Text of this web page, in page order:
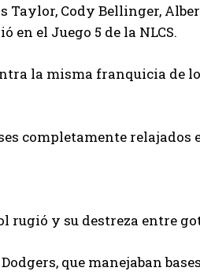
Taylor, Cody Bellinger,
en el Juego 5 de la NLCS.
la misma franquicia de
completamente relajados
rugió y su destreza entre
que manejaban